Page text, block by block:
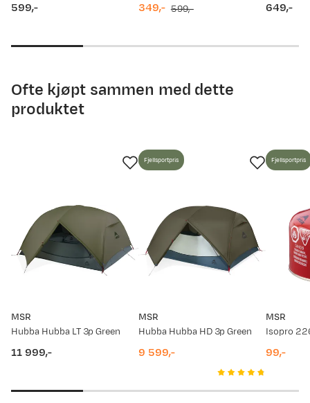
599,-
349,- 599,- 649,-
Ofte kjøpt sammen med dette
produktet
MSR
Hubba Hubba LT 3p Green
11 999,-
MSR
Hubba Hubba HD 3p Green
Fjellsportpris
9 599,-
MSR
Isopro
Fjellsportpris
99,-